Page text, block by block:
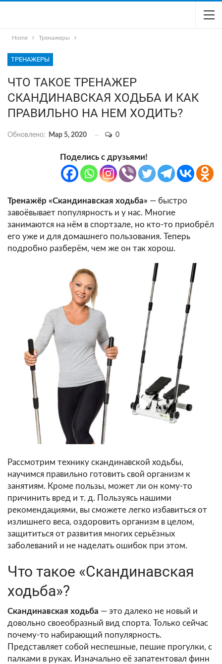
Home Тренажеры
ТРЕНАЖЕРЫ
ЧТО ТАКОЕ ТРЕНАЖЕР
СКАНДИНАВСКАЯ ХОДЬБА И КАК
ПРАВИЛЬНО НА НЕМ ХОДИТЬ?
Обновлено: Мар 5, 2020 0
Поделись с друзьями!
Тренажёр «Скандинавская ходьба» — быстро
завоёвывает популярность и у нас. Многие
занимаются на нём в спортзале, но кто-то приобрёл
его уже и для домашнего пользования. Теперь
подробно разберём, чем же он так хорош.
Рассмотрим технику скандинавской ходьбы,
научимся правильно готовить свой организм к
занятиям. Кроме пользы, может ли он кому-то
причинить вред и т. д. Пользуясь нашими
рекомендациями, вы сможете легко избавиться от
излишнего веса, оздоровить организм в целом,
защититься от развития многих серьёзных
заболеваний и не наделать ошибок при этом.
Что такое «Скандинавская
ходьба»?
Скандинавская ходьба — это далеко не новый и
довольно своеобразный вид спорта. Только сейчас
почему-то набирающий популярность.
Представляет собой неспешные, пешие прогулки, с
палками в руках. Изначально её запатентовал финн